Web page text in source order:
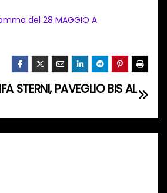
del 28 MAGGIO A
STERNI, PAVEGLIO BIS AL